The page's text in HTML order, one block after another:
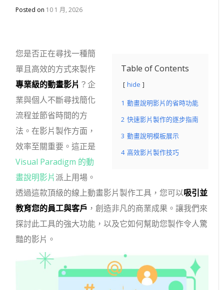
Posted on 10 1 月, 2026
Table of Contents
hide
1 動畫說明影片的省時功能
2 快速影片製作的逐步指南
3 動畫說明模板展示
4 高效影片製作技巧
您是否正在尋找一種簡
單且高效的方式來製作
專業級的動畫影片 ？企
業與個人不斷尋找簡化
流程並節省時間的方
法。在影片製作方面，
效率至關重要。這正是
Visual Paradigm 的動
畫說明影片派上用場。
透過這款頂級的線上動畫影片製作工具，您可以吸引並
教育您的員工與客戶 ，創造非凡的商業成果。讓我們來
探討此工具的強大功能，以及它如何幫助您製作令人驚
豔的影片。